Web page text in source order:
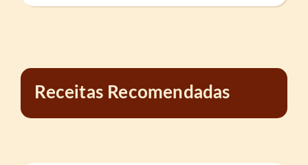
Receitas Recomendadas